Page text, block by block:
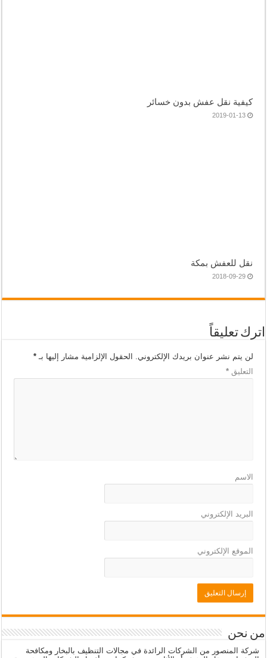
كيفية نقل عفش بدون خسائر
2019-01-13
نقل للعفش بمكة
2018-09-29
اترك تعليقاً
لن يتم نشر عنوان بريدك الإلكتروني. الحقول الإلزامية مشار إليها بـ*
التعليق*
الاسم
البريد الإلكتروني
الموقع الإلكتروني
من نحن
شركة المنصور من الشركات الرائدة في مجالات التنظيف بالبخار ومكافحة